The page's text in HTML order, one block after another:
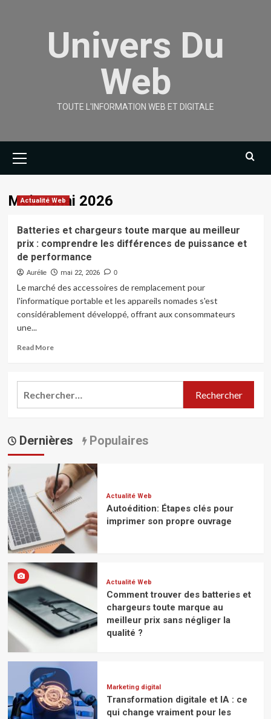
Univers Du
Web
TOUTE L'INFORMATION WEB ET DIGITALE
Menu
Mois :mai 2026
Actualité Web
Batteries et chargeurs toute marque au meilleur
prix : comprendre les différences de puissance et
de performance
Aurélie mai 22, 2026 0
Le marché des accessoires de remplacement pour
l'informatique portable et les appareils nomades s'est
considérablement développé, offrant aux consommateurs
une...
Read MoreRead
Batteries
et
au
comprendre
les
différences
de
puissance
et
de
performance
Dernières Populaires
Actualité Web
Autoédition: Étapes clés pour
imprimer son propre ouvrage
Actualité Web
Comment trouver des batteries et
chargeurs toute marque au
meilleur prix sans négliger la
qualité ?
Marketing digital
Transformation digitale et IA : ce
qui change vraiment pour les